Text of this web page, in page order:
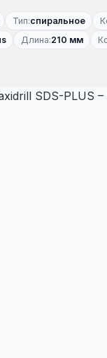
Тип:спиральное
Длина:210 мм
изображений